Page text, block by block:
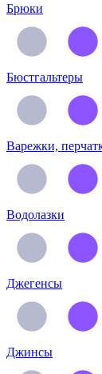
Брюки
Бюстгальтеры
Варежки,
Водолазки
Джегенсы
Джинсы